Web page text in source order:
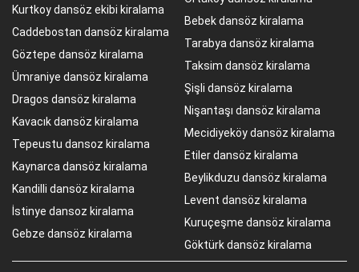
Kurtkoy dansöz ekibi kiralama
Caddebostan dansöz kiralama
Göztepe dansöz kiralama
Ümraniye dansöz kiralama
Dragos dansöz kiralama
Kavacık dansöz kiralama
Tepeustu dansoz kiralama
Kaynarca dansöz kiralama
Kandilli dansöz kiralama
İstinye dansoz kiralama
Gebze dansöz kiralama
Bebek dansöz kiralama
Tarabya dansöz kiralama
Taksim dansöz kiralama
Şişli dansöz kiralama
Nişantaşı dansöz kiralama
Mecidiyeköy dansöz kiralama
Etiler dansöz kiralama
Beylikduzu dansöz kiralama
Levent dansöz kiralama
Kuruçeşme dansöz kiralama
Göktürk dansöz kiralama